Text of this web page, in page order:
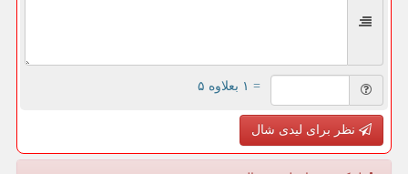
= ۱ بعلاوه ۵
نظر برای لیدی شال